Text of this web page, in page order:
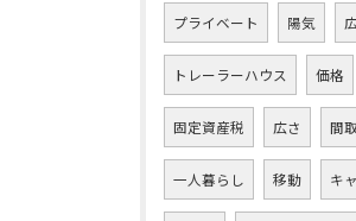
プライベート 陽気
トレーラーハウス 価格
固定資産税 広さ 間
一人暮らし 移動 キ